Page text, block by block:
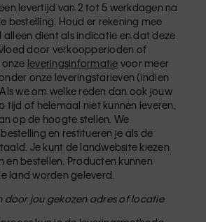
levertijd van 2 tot 5 werkdagen na
bestelling. Houd er rekening mee
dient als indicatie en dat deze
door verkoopperioden of
leveringsinformatie voor meer
onze leveringstarieven (indien
we om welke reden dan ook jouw
tijd of helemaal niet kunnen leveren,
op de hoogte stellen. We
en restitueren je als de
Je kunt de landwebsite kiezen
en bestellen. Producten kunnen
land worden geleverd.
door jou gekozen adres of locatie